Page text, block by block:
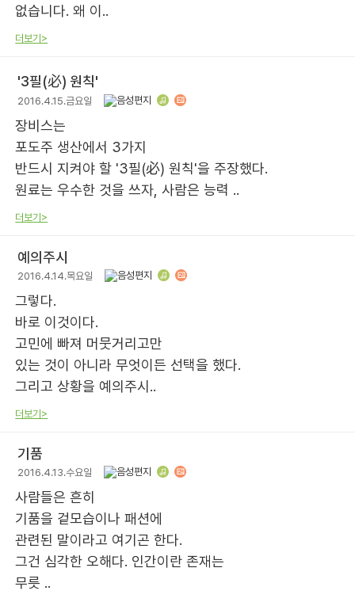
없습니다. 왜 이..
더보기>
'3필(必) 원칙'
2016.4.15.금요일
장비스는
포도주 생산에서 3가지
반드시 지켜야 할 '3필(必) 원칙'을 주장했다.
원료는 우수한 것을 쓰자, 사람은 능력 ..
더보기>
예의주시
2016.4.14.목요일
그렇다.
바로 이것이다.
고민에 빠져 머뭇거리고만
있는 것이 아니라 무엇이든 선택을 했다.
그리고 상황을 예의주시..
더보기>
기품
2016.4.13.수요일
사람들은 흔히
기품을 겉모습이나 패션에
관련된 말이라고 여기곤 한다.
그건 심각한 오해다. 인간이란 존재는
무릇 ..